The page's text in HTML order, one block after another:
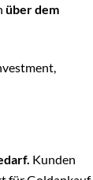
über dem
Kunden